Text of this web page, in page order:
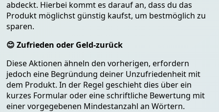
abdeckt. Hierbei kommt es darauf an, dass du das
Produkt möglichst günstig kaufst, um bestmöglich zu
sparen.
😊 Zufrieden oder Geld-zurück
Diese Aktionen ähneln den vorherigen, erfordern
jedoch eine Begründung deiner Unzufriedenheit mit
dem Produkt. In der Regel geschieht dies über ein
kurzes Formular oder eine schriftliche Bewertung mit
einer vorgegebenen Mindestanzahl an Wörtern.